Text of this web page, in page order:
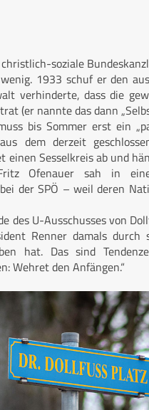
soziale
1933 schuf er den
verhinderte, dass die
(er nannte das dann
bis Sommer erst ein
dem derzeit
einen Sesselkreis ab und
Ofenauer sah in
der SPÖ – weil deren
des U-Ausschusses von
Renner damals
hat. Das sind
Wehret den Anfängen.“